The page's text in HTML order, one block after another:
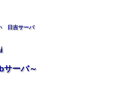
日吉サーバ
サーバ～